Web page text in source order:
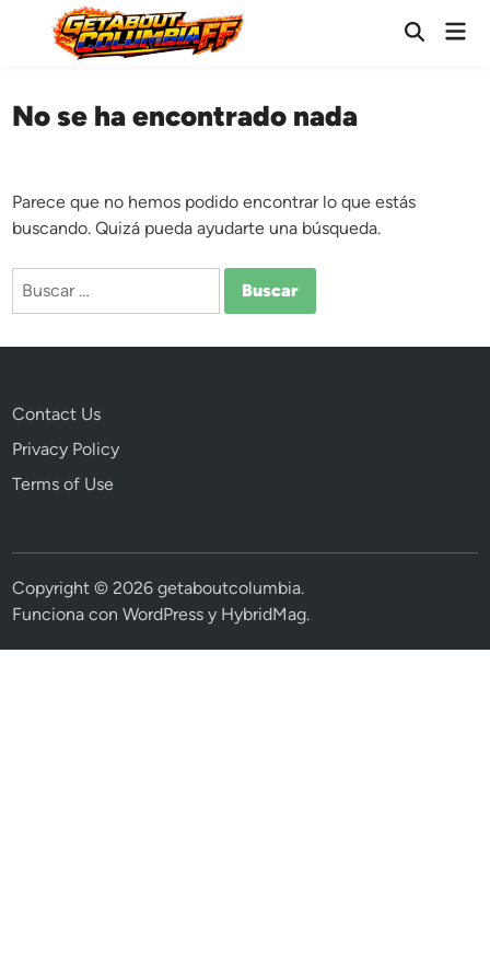
contenido
Abrir
No se ha encontrado nada
Parece que no hemos podido encontrar lo que estás
buscando. Quizá pueda ayudarte una búsqueda.
Buscar:
Contact Us
Privacy Policy
Terms of Use
Copyright © 2026getaboutcolumbia.
Funciona conWordPress y HybridMag.